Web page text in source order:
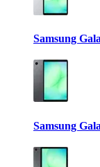
Samsung
Samsung